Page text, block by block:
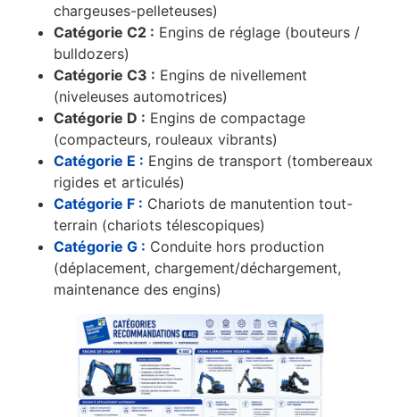
chargeuses-pelleteuses)
Catégorie C2 : Engins de réglage (bouteurs /
bulldozers)
Catégorie C3 : Engins de nivellement
(niveleuses automotrices)
Catégorie D : Engins de compactage
(compacteurs, rouleaux vibrants)
Catégorie E : Engins de transport (tombereaux
rigides et articulés)
Catégorie F : Chariots de manutention tout-
terrain (chariots télescopiques)
Catégorie G : Conduite hors production
(déplacement, chargement/déchargement,
maintenance des engins)